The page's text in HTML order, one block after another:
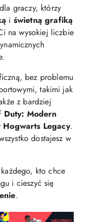
graczy, którzy
i świetną grafiką
na wysokiej liczbie
bez problemu
takimi jak
z bardziej
Duty: Modern
Hogwarts Legacy.
dostajesz w
kto chce
i cieszyć się
.